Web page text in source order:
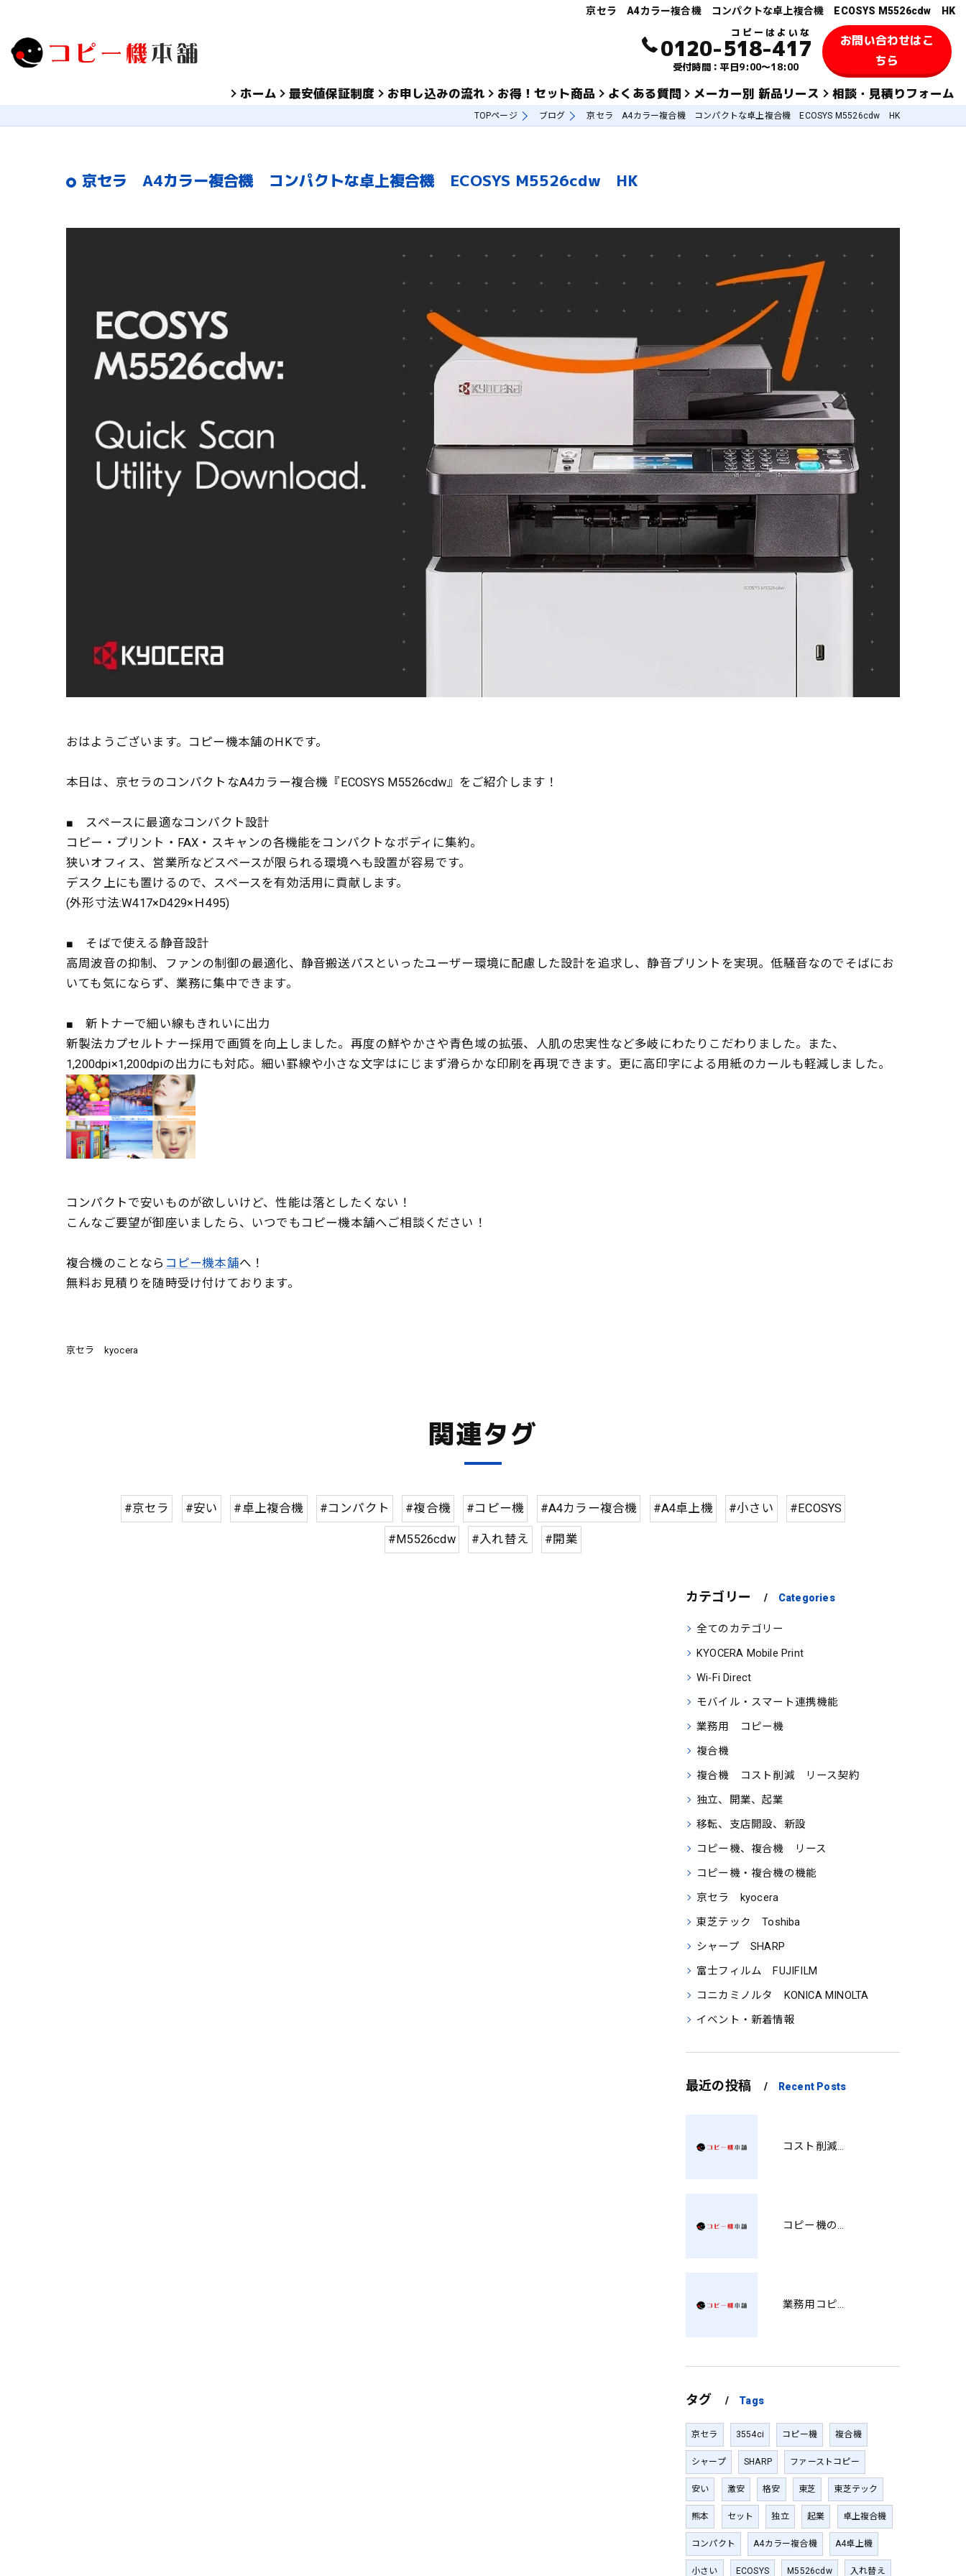
京セラ A4カラー複合機 コンパクトな卓上複合機 ECOSYS M5526cdw HK
0120-518-417
受付時間：平日9:00～18:00
お問い合わせはこ
ちら
ホーム 最安値保証制度 お申し込みの流れ お得！セット商品 よくある質問 メーカー別 新品リース
KONICA MINOLTAコニカミノルタ
相談・見積りフォーム
TOPページ ブログ 京セラ A4カラー複合機 コンパクトな卓上複合機 ECOSYS M5526cdw HK
京セラ A4カラー複合機 コンパクトな卓上複合機 ECOSYS M5526cdw HK
おはようございます。コピー機本舗のHKです。
本日は、京セラのコンパクトなA4カラー複合機『ECOSYS M5526cdw』をご紹介します！
■ スペースに最適なコンパクト設計
コピー・プリント・FAX・スキャンの各機能をコンパクトなボディに集約。
狭いオフィス、営業所などスペースが限られる環境へも設置が容易です。
デスク上にも置けるので、スペースを有効活用に貢献します。
(外形寸法:W417×D429×Ｈ495)
■ そばで使える静音設計
高周波音の抑制、ファンの制御の最適化、静音搬送パスといったユーザー環境に配慮した設計を追求し、静音プリントを実現。低騒音なのでそばにお
いても気にならず、業務に集中できます。
■ 新トナーで細い線もきれいに出力
新製法カプセルトナー採用で画質を向上しました。再度の鮮やかさや青色域の拡張、人肌の忠実性など多岐にわたりこだわりました。また、
1,200dpi×1,200dpiの出力にも対応。細い罫線や小さな文字はにじまず滑らかな印刷を再現できます。更に高印字による用紙のカールも軽減しました。
コンパクトで安いものが欲しいけど、性能は落としたくない！
こんなご要望が御座いましたら、いつでもコピー機本舗へご相談ください！
複合機のことなら コピー機本舗へ！
無料お見積りを随時受け付けております。
京セラ kyocera
関連タグ
#京セラ #安い #卓上複合機 #コンパクト #複合機 #コピー機 #A4カラー複合機 #A4卓上機 #小さい #ECOSYS
#M5526cdw #入れ替え #開業
カテゴリー Categories
全てのカテゴリー
KYOCERA Mobile Print
Wi‑Fi Direct
モバイル・スマート連携機能
業務用 コピー機
複合機
複合機 コスト削減 リース契約
独立、開業、起業
移転、支店開設、新設
コピー機、複合機 リース
コピー機・複合機の機能
京セラ kyocera
東芝テック Toshiba
シャープ SHARP
富士フィルム FUJIFILM
コニカミノルタ KONICA MINOLTA
イベント・新着情報
最近の投稿 Recent Posts
コスト削減と視認性アップを両立する印刷術 SM
コピー機の製品情報を徹底比較導入コストから使い勝手まで解説
業務用コピー機の中古選び方と徳島県でお得に導入する費用相場ガイド YY
タグ Tags
京セラ 3554ci コピー機 複合機
シャープ SHARP ファーストコピー
安い 激安 格安 東芝 東芝テック
熊本 セット 独立 起業 卓上複合機
コンパクト A4カラー複合機 A4卓上機
小さい ECOSYS M5526cdw 入れ替え